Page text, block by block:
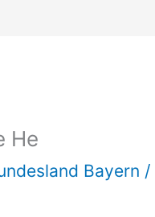
He
Bayern /